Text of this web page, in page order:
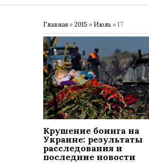
Главная »2015 » Июль »17
Крушение боинга на
Украине: результаты
расследования и
последние новости